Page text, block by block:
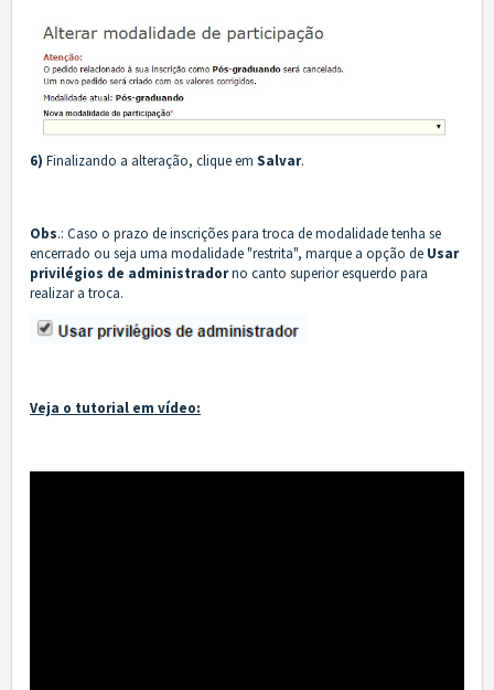
6) Finalizando a alteração, clique em Salvar.
Obs.: Caso o prazo de inscrições para troca de modalidade tenha se
encerrado ou seja uma modalidade "restrita", marque a opção de Usar
privilégios de administradorno canto superior esquerdo para
realizar a troca.
Veja o tutorial em vídeo: